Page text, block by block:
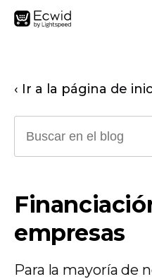
‹ Ir a la página de
empresas
Para la mayoría de